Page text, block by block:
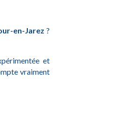
en-Jarez ?
et
vraiment